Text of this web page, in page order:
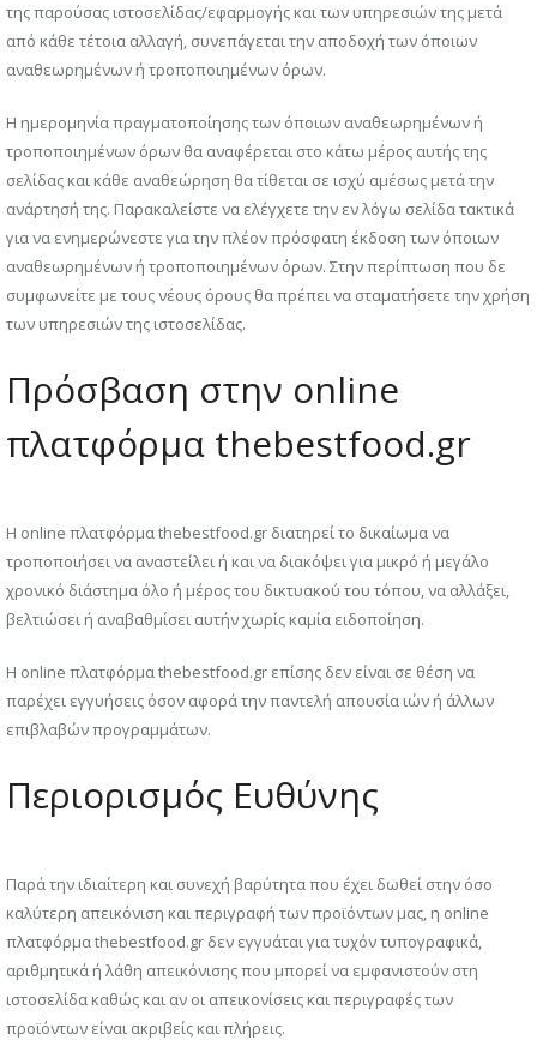
της παρούσας ιστοσελίδας/εφαρμογής και των υπηρεσιών της μετά
από κάθε τέτοια αλλαγή, συνεπάγεται την αποδοχή των όποιων
αναθεωρημένων ή τροποποιημένων όρων.
Η ημερομηνία πραγματοποίησης των όποιων αναθεωρημένων ή
τροποποιημένων όρων θα αναφέρεται στο κάτω μέρος αυτής της
σελίδας και κάθε αναθεώρηση θα τίθεται σε ισχύ αμέσως μετά την
ανάρτησή της. Παρακαλείστε να ελέγχετε την εν λόγω σελίδα τακτικά
για να ενημερώνεστε για την πλέον πρόσφατη έκδοση των όποιων
αναθεωρημένων ή τροποποιημένων όρων. Στην περίπτωση που δε
συμφωνείτε με τους νέους όρους θα πρέπει να σταματήσετε την χρήση
των υπηρεσιών της ιστοσελίδας.
Πρόσβαση στην online
πλατφόρμα thebestfood.gr
Η online πλατφόρμα thebestfood.gr διατηρεί το δικαίωμα να
τροποποιήσει να αναστείλει ή και να διακόψει για μικρό ή μεγάλο
χρονικό διάστημα όλο ή μέρος του δικτυακού του τόπου, να αλλάξει,
βελτιώσει ή αναβαθμίσει αυτήν χωρίς καμία ειδοποίηση.
Η online πλατφόρμα thebestfood.gr επίσης δεν είναι σε θέση να
παρέχει εγγυήσεις όσον αφορά την παντελή απουσία ιών ή άλλων
επιβλαβών προγραμμάτων.
Περιορισμός Ευθύνης
Παρά την ιδιαίτερη και συνεχή βαρύτητα που έχει δωθεί στην όσο
καλύτερη απεικόνιση και περιγραφή των προϊόντων μας, η online
πλατφόρμα thebestfood.gr δεν εγγυάται για τυχόν τυπογραφικά,
αριθμητικά ή λάθη απεικόνισης που μπορεί να εμφανιστούν στη
ιστοσελίδα καθώς και αν οι απεικονίσεις και περιγραφές των
προϊόντων είναι ακριβείς και πλήρεις.